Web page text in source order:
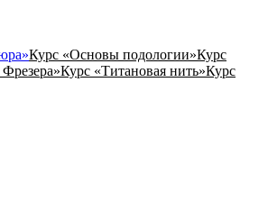
Курс «Основы подологии»Курс
Фрезера»Курс «Титановая нить»Курс